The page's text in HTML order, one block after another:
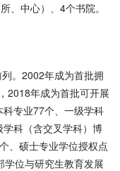
、中心）、4个书院。
。2002年成为首批拥
2018年成为首批可开展
专业77个、一级学科
学科（含交叉学科）博
、硕士专业学位授权点
位与研究生教育发展